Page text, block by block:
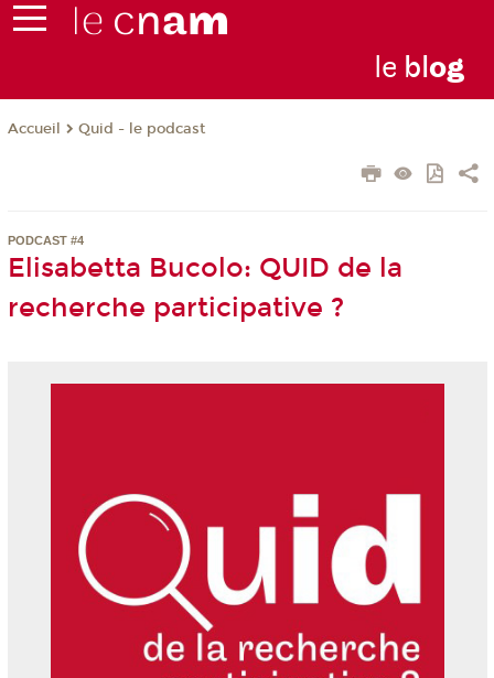
le blog
Accueil Quid - le podcast
PODCAST #4
Elisabetta Bucolo: QUID de la
recherche participative ?